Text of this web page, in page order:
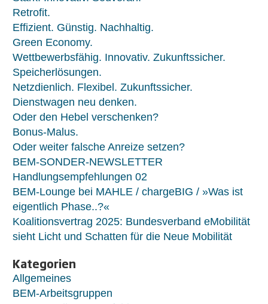
Retrofit.
Effizient. Günstig. Nachhaltig.
Green Economy.
Wettbewerbsfähig. Innovativ. Zukunftssicher.
Speicherlösungen.
Netzdienlich. Flexibel. Zukunftssicher.
Dienstwagen neu denken.
Oder den Hebel verschenken?
Bonus-Malus.
Oder weiter falsche Anreize setzen?
BEM-SONDER-NEWSLETTER
Handlungsempfehlungen 02
BEM-Lounge bei MAHLE / chargeBIG / »Was ist
eigentlich Phase..?«
Koalitionsvertrag 2025: Bundesverband eMobilität
sieht Licht und Schatten für die Neue Mobilität
Kategorien
Allgemeines
BEM-Arbeitsgruppen